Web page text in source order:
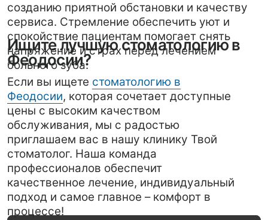
Мы предлагаем ряд специальных предложений,
чтобы сделать ваше стоматологическое лечение
доступным. Ознакомьтесь с текущими акциями
и выберите лучшее для себя.
• Выгодные акции
Специальные предложения